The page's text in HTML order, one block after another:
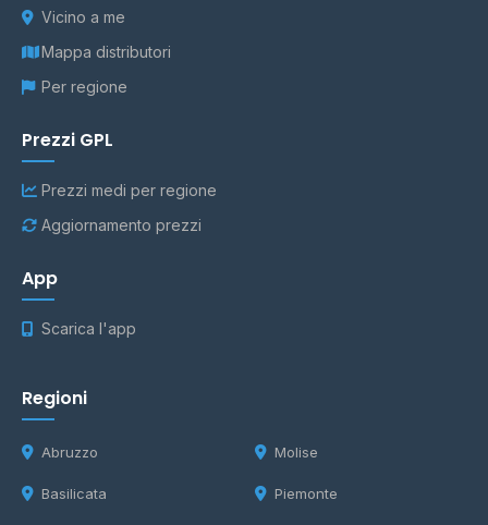
Vicino a me
Mappa distributori
Per regione
Prezzi GPL
Prezzi medi per regione
Aggiornamento prezzi
App
Scarica l'app
Regioni
Abruzzo
Basilicata
Molise
Piemonte